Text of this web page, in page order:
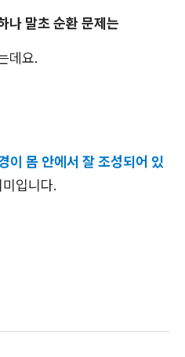
나 말초 순환 문제는
데요.
이 몸 안에서 잘 조성되어 있
입니다.